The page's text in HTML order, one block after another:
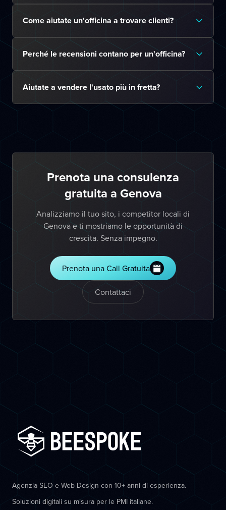
Come aiutate un'officina a trovare clienti?
Perché le recensioni contano per un'officina?
Aiutate a vendere l'usato più in fretta?
Prenota una consulenza
gratuita a Genova
Analizziamo il tuo sito, i competitor locali di
Genova e ti mostriamo le opportunità di
crescita. Senza impegno.
Prenota una Call Gratuita
Contattaci
Agenzia SEO e Web Design con 10+ anni di esperienza.
Soluzioni digitali su misura per le PMI italiane.